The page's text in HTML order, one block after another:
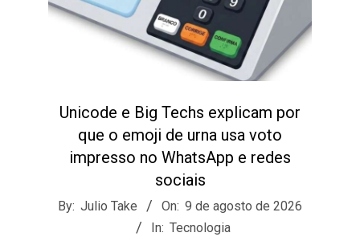
Unicode e Big Techs explicam por
que o emoji de urna usa voto
impresso no WhatsApp e redes
sociais
2026-
By: Julio Take On: 9 de agosto de 2026
In: Tecnologia